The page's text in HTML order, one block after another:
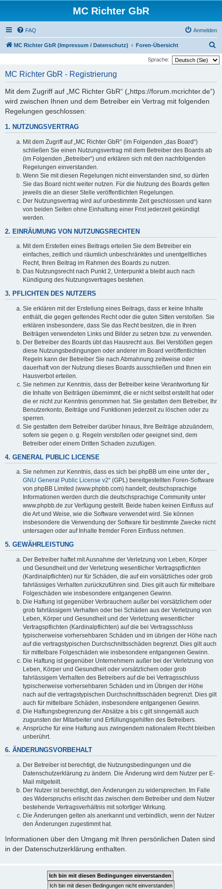
MC Richter GbR
FAQ Anmelden
MC Richter GbR (Impressum / Datenschutz) Foren-Übersicht
u
Sprache:
MC Richter GbR - Registrierung
Mit dem Zugriff auf „MC Richter GbR“ („https://forum.mcrichter.de“)
wird zwischen Ihnen und dem Betreiber ein Vertrag mit folgenden
Regelungen geschlossen:
1. NUTZUNGSVERTRAG
Mit dem Zugriff auf „MC Richter GbR“ (im Folgenden „das Board“)
schließen Sie einen Nutzungsvertrag mit dem Betreiber des Boards ab
(im Folgenden „Betreiber“) und erklären sich mit den nachfolgenden
Regelungen einverstanden.
Wenn Sie mit diesen Regelungen nicht einverstanden sind, so dürfen
Sie das Board nicht weiter nutzen. Für die Nutzung des Boards gelten
jeweils die an dieser Stelle veröffentlichten Regelungen.
Der Nutzungsvertrag wird auf unbestimmte Zeit geschlossen und kann
von beiden Seiten ohne Einhaltung einer Frist jederzeit gekündigt
werden.
2. EINRÄUMUNG VON NUTZUNGSRECHTEN
Mit dem Erstellen eines Beitrags erteilen Sie dem Betreiber ein
einfaches, zeitlich und räumlich unbeschränktes und unentgeltliches
Recht, Ihren Beitrag im Rahmen des Boards zu nutzen.
Das Nutzungsrecht nach Punkt 2, Unterpunkt a bleibt auch nach
Kündigung des Nutzungsvertrages bestehen.
3. PFLICHTEN DES NUTZERS
Sie erklären mit der Erstellung eines Beitrags, dass er keine Inhalte
enthält, die gegen geltendes Recht oder die guten Sitten verstoßen. Sie
erklären insbesondere, dass Sie das Recht besitzen, die in Ihren
Beiträgen verwendeten Links und Bilder zu setzen bzw. zu verwenden.
Der Betreiber des Boards übt das Hausrecht aus. Bei Verstößen gegen
diese Nutzungsbedingungen oder anderer im Board veröffentlichten
Regeln kann der Betreiber Sie nach Abmahnung zeitweise oder
dauerhaft von der Nutzung dieses Boards ausschließen und Ihnen ein
Hausverbot erteilen.
Sie nehmen zur Kenntnis, dass der Betreiber keine Verantwortung für
die Inhalte von Beiträgen übernimmt, die er nicht selbst erstellt hat oder
die er nicht zur Kenntnis genommen hat. Sie gestatten dem Betreiber, Ihr
Benutzerkonto, Beiträge und Funktionen jederzeit zu löschen oder zu
sperren.
Sie gestatten dem Betreiber darüber hinaus, Ihre Beiträge abzuändern,
sofern sie gegen o. g. Regeln verstoßen oder geeignet sind, dem
Betreiber oder einem Dritten Schaden zuzufügen.
4. GENERAL PUBLIC LICENSE
Sie nehmen zur Kenntnis, dass es sich bei phpBB um eine unter der „
GNU General Public License v2“ (GPL) bereitgestellten Foren-Software
von phpBB Limited (www.phpbb.com) handelt; deutschsprachige
Informationen werden durch die deutschsprachige Community unter
www.phpbb.de zur Verfügung gestellt. Beide haben keinen Einfluss auf
die Art und Weise, wie die Software verwendet wird. Sie können
insbesondere die Verwendung der Software für bestimmte Zwecke nicht
untersagen oder auf Inhalte fremder Foren Einfluss nehmen.
5. GEWÄHRLEISTUNG
Der Betreiber haftet mit Ausnahme der Verletzung von Leben, Körper
und Gesundheit und der Verletzung wesentlicher Vertragspflichten
(Kardinalpflichten) nur für Schäden, die auf ein vorsätzliches oder grob
fahrlässiges Verhalten zurückzuführen sind. Dies gilt auch für mittelbare
Folgeschäden wie insbesondere entgangenen Gewinn.
Die Haftung ist gegenüber Verbrauchern außer bei vorsätzlichem oder
grob fahrlässigem Verhalten oder bei Schäden aus der Verletzung von
Leben, Körper und Gesundheit und der Verletzung wesentlicher
Vertragspflichten (Kardinalpflichten) auf die bei Vertragsschluss
typischerweise vorhersehbaren Schäden und im übrigen der Höhe nach
auf die vertragstypischen Durchschnittsschäden begrenzt. Dies gilt auch
für mittelbare Folgeschäden wie insbesondere entgangenen Gewinn.
Die Haftung ist gegenüber Unternehmern außer bei der Verletzung von
Leben, Körper und Gesundheit oder vorsätzlichem oder grob
fahrlässigem Verhalten des Betreibers auf die bei Vertragsschluss
typischerweise vorhersehbaren Schäden und im Übrigen der Höhe
nach auf die vertragstypischen Durchschnittsschäden begrenzt. Dies gilt
auch für mittelbare Schäden, insbesondere entgangenen Gewinn.
Die Haftungsbegrenzung der Absätze a bis c gilt sinngemäß auch
zugunsten der Mitarbeiter und Erfüllungsgehilfen des Betreibers.
Ansprüche für eine Haftung aus zwingendem nationalem Recht bleiben
unberührt.
6. ÄNDERUNGSVORBEHALT
Der Betreiber ist berechtigt, die Nutzungsbedingungen und die
Datenschutzerklärung zu ändern. Die Änderung wird dem Nutzer per E-
Mail mitgeteilt.
Der Nutzer ist berechtigt, den Änderungen zu widersprechen. Im Falle
des Widerspruchs erlischt das zwischen dem Betreiber und dem Nutzer
bestehende Vertragsverhältnis mit sofortiger Wirkung.
Die Änderungen gelten als anerkannt und verbindlich, wenn der Nutzer
den Änderungen zugestimmt hat.
Informationen über den Umgang mit Ihren persönlichen Daten sind
in der Datenschutzerklärung enthalten.